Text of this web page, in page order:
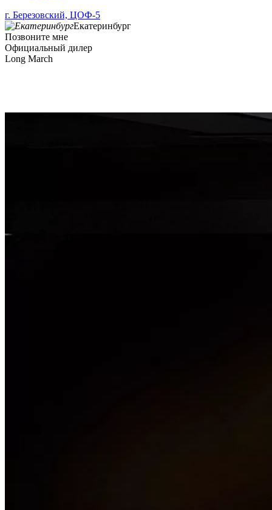
г. Березовский, ЦОФ-5
Екатеринбург
Позвоните мне
Официальный дилер
Long March